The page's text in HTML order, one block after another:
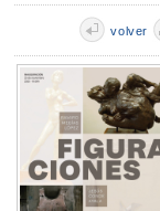
volver